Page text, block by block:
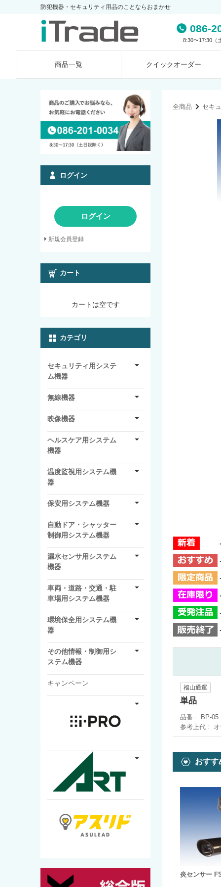
防犯機器・セキュリティ用品のことならおまかせ
086-
8:30〜17:30（
商品一覧 クイックオーダー
全商品 セキ
福山通運
単品
品番
BP-05
参考上代
おすす
炎センサー
ログイン
ログイン
新規会員登録
カート
カートは空です
カテゴリ
セキュリティ用システ
ム機器
無線機器
映像機器
ヘルスケア用システム
機器
温度監視用システム機
器
保安用システム機器
自動ドア・シャッター
制御用システム機器
漏水センサ用システム
機器
車両・道路・交通・駐
車場用システム機器
環境保全用システム機
器
その他情報・制御用シ
ステム機器
キャンペーン